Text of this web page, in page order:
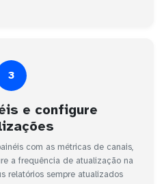
3
e configure
com as métricas de canais,
a frequência de atualização na
relatórios sempre atualizados